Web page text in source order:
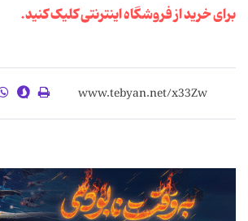
برای خرید از فروشگاه اینترنتی کلیک کنید.